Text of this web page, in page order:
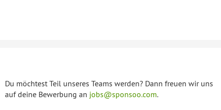
Du möchtest Teil unseres Teams werden? Dann freuen wir uns
auf deine Bewerbung an jobs@sponsoo.com.